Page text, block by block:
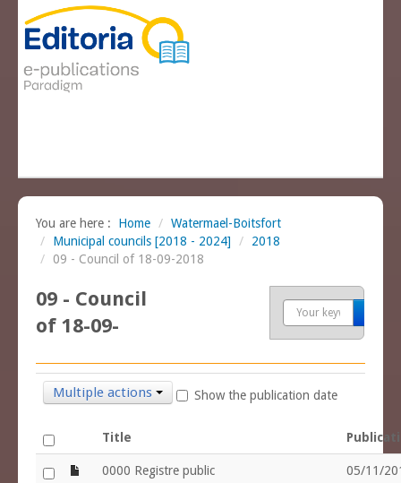
You are here : Home / Watermael-Boitsfort
/
Municipal councils [2018 - 2024] /
2018
/
09 - Council of 18-09-2018
09 - Council
of 18-09-
Multiple actions Show the publication date
Title
0000 Registre public 05/11/